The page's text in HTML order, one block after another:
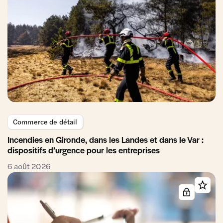
Commerce de détail
Incendies en Gironde, dans les Landes et dans le Var :
dispositifs d’urgence pour les entreprises
6 août 2026